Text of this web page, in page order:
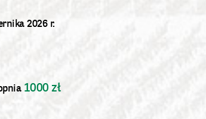
2026 r.
1000 zł